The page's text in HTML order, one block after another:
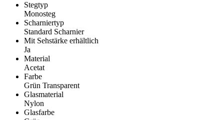
Stegtyp
Monosteg
Scharniertyp
Standard Scharnier
Mit Sehstärke erhältlich
Ja
Material
Acetat
Farbe
Grün Transparent
Glasmaterial
Nylon
Glasfarbe